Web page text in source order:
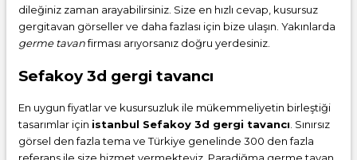
dileğiniz zaman arayabilirsiniz. Size en hızlı cevap, kusursuz
gergitavan görseller ve daha fazlası için bize ulaşın. Yakınlarda
germe tavanfirması arıyorsanız doğru yerdesiniz.
Sefakoy 3d gergi tavancı
En uygun fiyatlar ve kusursuzluk ile mükemmeliyetin birleştiği
tasarımlar için istanbul Sefakoy 3d gergi tavancı. Sınırsız
görsel den fazla tema ve Türkiye genelinde 300 den fazla